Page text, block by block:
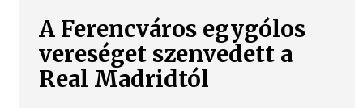
A Ferencváros egygólos
vereséget szenvedett a
Real Madridtól